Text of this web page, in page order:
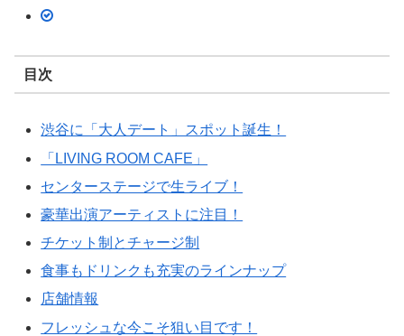
目次
渋谷に「大人デート」スポット誕生！
「LIVING ROOM CAFE」
センターステージで生ライブ！
豪華出演アーティストに注目！
チケット制とチャージ制
食事もドリンクも充実のラインナップ
店舗情報
フレッシュな今こそ狙い目です！